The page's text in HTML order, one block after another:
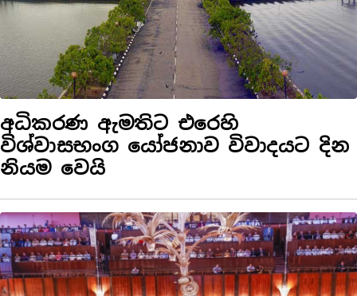
අධිකරණ ඇමතිට එරෙහි
විශ්වාසභංග යෝජනාව විවාදයට දින
නියම වෙයි